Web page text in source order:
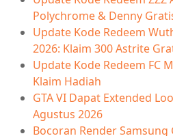
Polychrome & Denny
Update Kode Redeem
2026: Klaim 300 Astrite
Update Kode Redeem FC
Klaim Hadiah
GTA VI Dapat Extended
Agustus 2026
Bocoran Render Samsung